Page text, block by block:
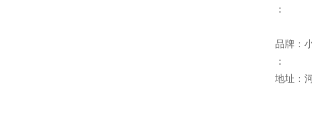
：
品牌：
：
地址：